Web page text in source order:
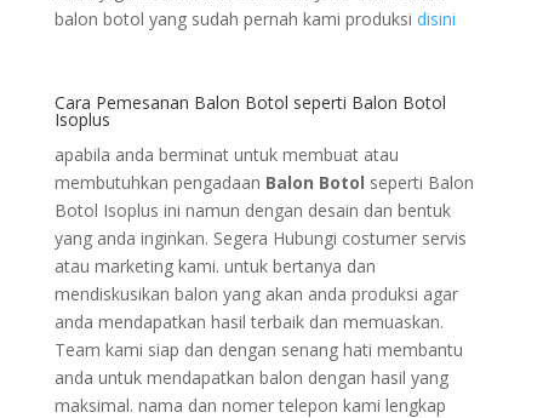
balon botol yang sudah pernah kami produksi disini
Cara Pemesanan Balon Botol seperti Balon Botol
Isoplus
apabila anda berminat untuk membuat atau
membutuhkan pengadaan Balon Botol seperti Balon
Botol Isoplus ini namun dengan desain dan bentuk
yang anda inginkan. Segera Hubungi costumer servis
atau marketing kami. untuk bertanya dan
mendiskusikan balon yang akan anda produksi agar
anda mendapatkan hasil terbaik dan memuaskan.
Team kami siap dan dengan senang hati membantu
anda untuk mendapatkan balon dengan hasil yang
maksimal. nama dan nomer telepon kami lengkap